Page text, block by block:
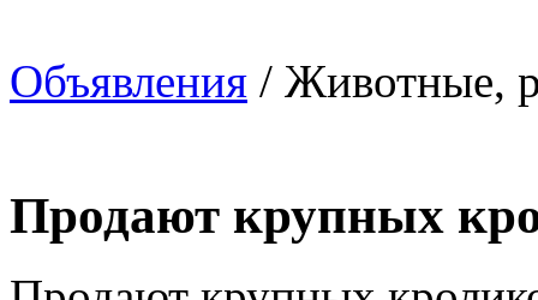
Объявления / Животные,
Продают крупных